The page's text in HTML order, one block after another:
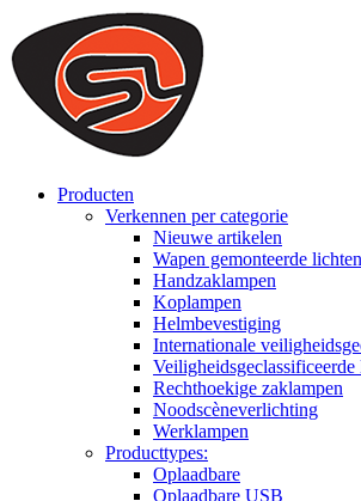
We use cookies to ensure that we provide you
on our website. By continuing to browse this
that cookies are used to help us analyze how
to offer you a better experience. To learn
you can disable cookies, you can access our
Producten
Verkennen per categorie
Nieuwe artikelen
Wapen gemonteerde lichten
Handzaklampen
Koplampen
Helmbevestiging
Internationale
Veiligheidsgeclassificeerde
Rechthoekige zaklampen
Noodscèneverlichting
Werklampen
Producttypes:
Oplaadbare
Oplaadbare USB